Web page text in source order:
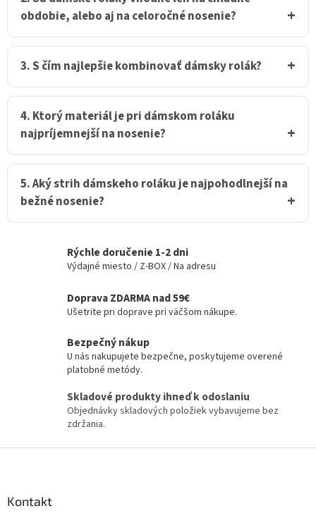
k
y
v
ý
p
s
obdobie, alebo aj na celoročné nosenie?
3. S čím najlepšie kombinovať dámsky rolák?
4. Ktorý materiál je pri dámskom roláku
najpríjemnejší na nosenie?
5. Aký strih dámskeho roláku je najpohodlnejší na
bežné nosenie?
Rýchle doručenie 1-2 dni
Výdajné miesto / Z-BOX / Na adresu
Doprava ZDARMA nad 59€
Ušetrite pri doprave pri väčšom nákupe.
Bezpečný nákup
U nás nakupujete bezpečne, poskytujeme overené
platobné metódy.
Skladové produkty ihneď k odoslaniu
Objednávky skladových položiek vybavujeme bez
zdržania.
Kontakt